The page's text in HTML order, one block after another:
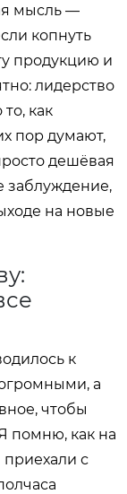
мысль —
копнуть
продукцию и
лидерство
как
пор думают,
дешёвая
заблуждение,
на новые
к
а
чтобы
помню, как на
с